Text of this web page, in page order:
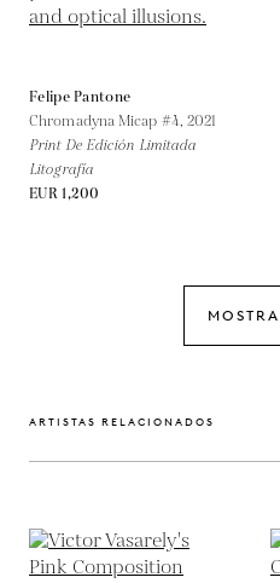
Felipe Pantone
Chromadyna Micap #4,2021
Print De Edición Limitada
Litografía
EUR 1,200
ARTISTAS RELACIONADOS